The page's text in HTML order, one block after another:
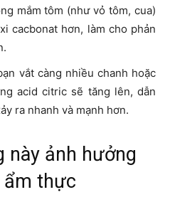
mắm tôm (như vỏ tôm, cua)
cacbonat hơn, làm cho phản
vắt càng nhiều chanh hoặc
acid citric sẽ tăng lên, dẫn
ra nhanh và mạnh hơn.
này ảnh hưởng
ẩm thực